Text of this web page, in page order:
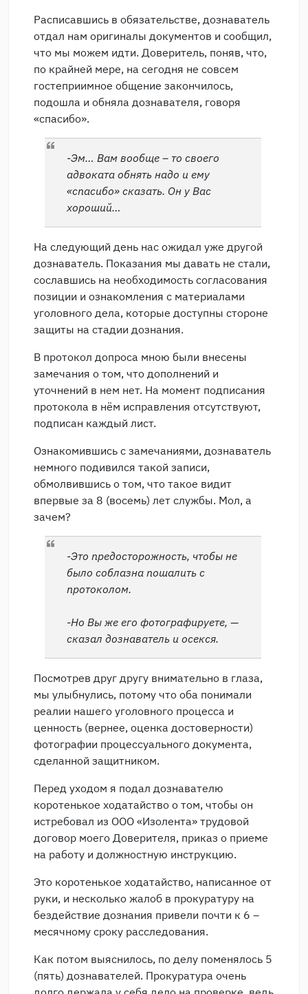
Расписавшись в обязательстве, дознаватель
отдал нам оригиналы документов и сообщил,
что мы можем идти. Доверитель, поняв, что,
по крайней мере, на сегодня не совсем
гостеприимное общение закончилось,
подошла и обняла дознавателя, говоря
«спасибо».
-Эм… Вам вообще – то своего
адвоката обнять надо и ему
«спасибо» сказать. Он у Вас
хороший…
На следующий день нас ожидал уже другой
дознаватель. Показания мы давать не стали,
сославшись на необходимость согласования
позиции и ознакомления с материалами
уголовного дела, которые доступны стороне
защиты на стадии дознания.
В протокол допроса мною были внесены
замечания о том, что дополнений и
уточнений в нем нет. На момент подписания
протокола в нём исправления отсутствуют,
подписан каждый лист.
Ознакомившись с замечаниями, дознаватель
немного подивился такой записи,
обмолвившись о том, что такое видит
впервые за 8 (восемь) лет службы. Мол, а
зачем?
-Это предосторожность, чтобы не
было соблазна пошалить с
протоколом.
-Но Вы же его фотографируете, —
сказал дознаватель и осекся.
Посмотрев друг другу внимательно в глаза,
мы улыбнулись, потому что оба понимали
реалии нашего уголовного процесса и
ценность (вернее, оценка достоверности)
фотографии процессуального документа,
сделанной защитником.
Перед уходом я подал дознавателю
коротенькое ходатайство о том, чтобы он
истребовал из ООО «Изолента» трудовой
договор моего Доверителя, приказ о приеме
на работу и должностную инструкцию.
Это коротенькое ходатайство, написанное от
руки, и несколько жалоб в прокуратуру на
бездействие дознания привели почти к 6 –
месячному сроку расследования.
Как потом выяснилось, по делу поменялось 5
(пять) дознавателей. Прокуратура очень